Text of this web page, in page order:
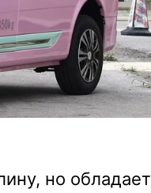
но обладает